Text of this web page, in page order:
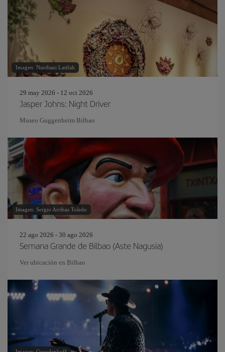
Imagen: Nurdiani Latifah
29 may 2026 - 12 oct 2026
Jasper Johns: Night Driver
Museo Guggenheim Bilbao
Imagen: Sergio Arribas Toledo
22 ago 2026 - 30 ago 2026
Semana Grande de Bilbao (Aste Nagusia)
Ver ubicación en Bilbao